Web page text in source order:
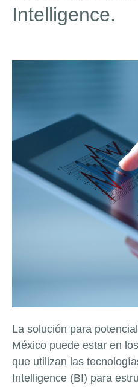
Intelligence.
La solución para
México puede estar en
que utilizan las
Intelligence (BI) para